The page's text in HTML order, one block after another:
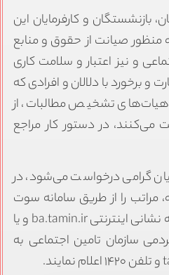
بازنشستگان و کارفرمایان این
صیانت از حقوق و منابع
و نیز اعتبار و سلامت کاری
و برخورد با دلالان و افرادی که
تشخیص مطالبات، از
می‌کنند، در دستور کار مراجع
گرامی درخواست می‌شود، در
مراتب را از طریق سامانه سوت
زنی سازمان تامین اجتماعی به نشانی اینترنتی ba.tamin.ir و یا
سازمان تامین اجتماعی به